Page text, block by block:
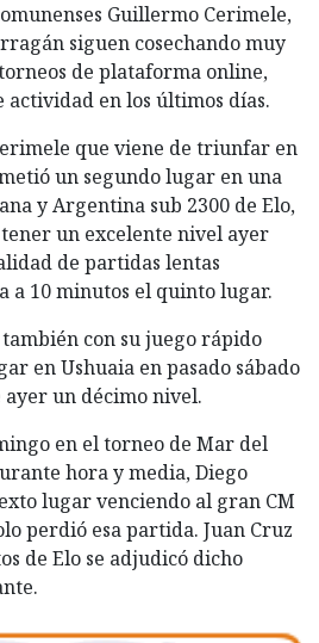
Guillermo Cerimele,
siguen cosechando muy
de plataforma online,
actividad en los últimos días.
que viene de triunfar en
un segundo lugar en una
y Argentina sub 2300 de Elo,
un excelente nivel ayer
de partidas lentas
a 10 minutos el quinto lugar.
con su juego rápido
en Ushuaia en pasado sábado
ayer un décimo nivel.
en el torneo de Mar del
hora y media, Diego
lugar venciendo al gran CM
perdió esa partida. Juan Cruz
de Elo se adjudicó dicho